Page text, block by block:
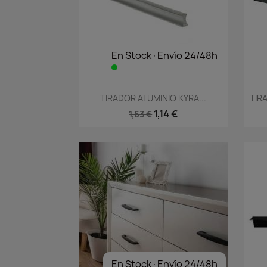
En Stock·Envío 24/48h
Vista rápida
TIRADOR ALUMINIO KYRA...
1,63 € 1,14 €
En Stock·Envío 24/48h